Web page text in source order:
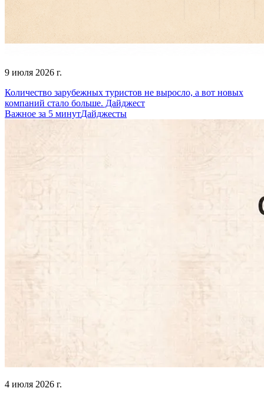
9 июля 2026 г.
Количество зарубежных туристов не выросло, а вот новых
компаний стало больше. Дайджест
Важное за 5 минутДайджесты
4 июля 2026 г.